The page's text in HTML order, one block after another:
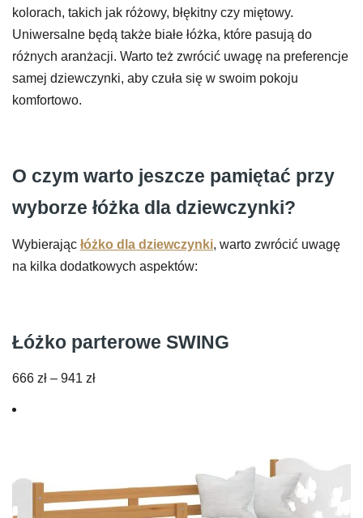
kolorach, takich jak różowy, błękitny czy miętowy.
Uniwersalne będą także białe łóżka, które pasują do
różnych aranżacji. Warto też zwrócić uwagę na preferencje
samej dziewczynki, aby czuła się w swoim pokoju
komfortowo.
O czym warto jeszcze pamiętać przy
wyborze łóżka dla dziewczynki?
Wybierając łóżko dla dziewczynki, warto zwrócić uwagę
na kilka dodatkowych aspektów:
Łóżko parterowe SWING
666 zł – 941 złZakres
941 zł